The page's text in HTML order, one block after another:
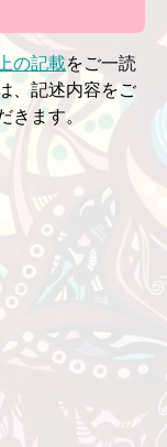
の記載をご一読
、記述内容をご
きます。